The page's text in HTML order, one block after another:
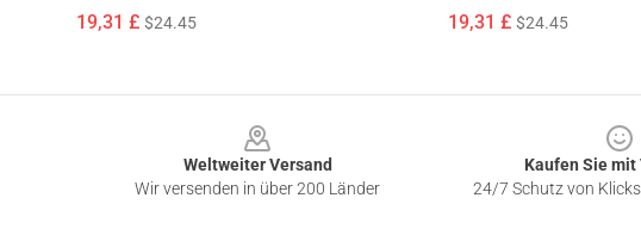
19,31 £ $24.45 19,31 £ $24.45
Weltweiter Versand
Wir versenden in über 200 Länder
Kaufen Sie mit
24/7 Schutz von